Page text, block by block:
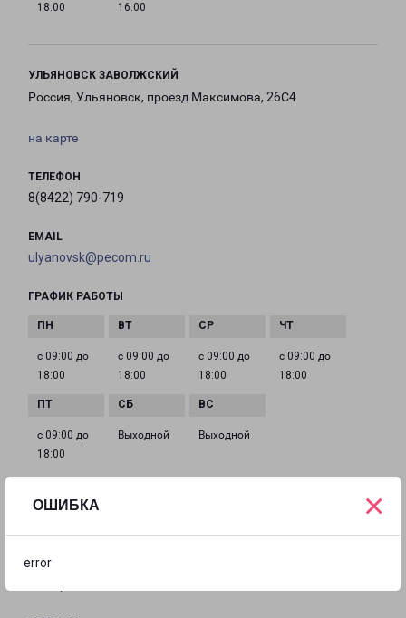
ОШИБКА
error
×
18:00
16:00
УЛЬЯНОВСК ЗАВОЛЖСКИЙ
Россия, Ульяновск, проезд Максимова, 26С4
на карте
ТЕЛЕФОН
8(8422) 790-719
EMAIL
ulyanovsk@pecom.ru
ГРАФИК РАБОТЫ
с 09:00 до
18:00
с 09:00 до
18:00
с 09:00 до
18:00
с 09:00 до
18:00
с 09:00 до
18:00
Выходной Выходной